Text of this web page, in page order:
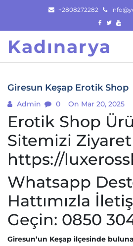
content
+2808272282
Kadınarya
Giresun Keşap Erotik Shop
Admin 0 On Mar 20, 2025
Erotik Shop
Sitemizi
https://
Whatsapp
Hattımızla
Geçin: 0850
Giresun’un Keşap ilçesinde